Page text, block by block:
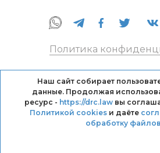
Политика
Кодекс
Правила
Наш сайт собирает
данные. Продолжая
ресурс - https://drc.lawвы
Политикой cookiesи даёте
обработку